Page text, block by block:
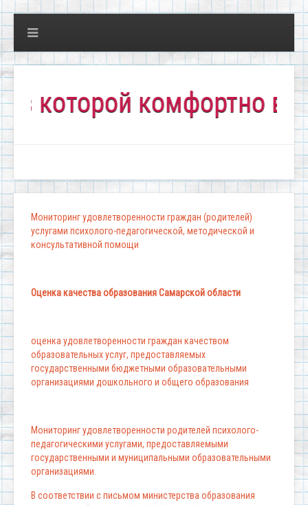
комфортно всем!"
Мониторинг удовлетворенности граждан (родителей)
услугами психолого-педагогической, методической и
консультативной помощи
Оценка качества образования Самарской области
оценка удовлетворенности граждан качеством
образовательных услуг, предоставляемых
государственными бюджетными образовательными
организациями дошкольного и общего образования
Мониторинг удовлетворенности родителей психолого-
педагогическими услугами, предоставляемыми
государственными и муниципальными образовательными
организациями.
В соответствии с письмом министерства образования